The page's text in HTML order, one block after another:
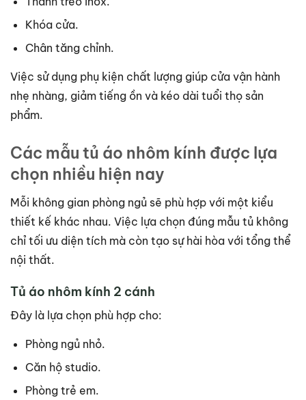
Khóa cửa.
Chân tăng chỉnh.
Việc sử dụng phụ kiện chất lượng giúp cửa vận hành
nhẹ nhàng, giảm tiếng ồn và kéo dài tuổi thọ sản
phẩm.
Các mẫu tủ áo nhôm kính được lựa
chọn nhiều hiện nay
Mỗi không gian phòng ngủ sẽ phù hợp với một kiểu
thiết kế khác nhau. Việc lựa chọn đúng mẫu tủ không
chỉ tối ưu diện tích mà còn tạo sự hài hòa với tổng thể
nội thất.
Tủ áo nhôm kính 2 cánh
Đây là lựa chọn phù hợp cho:
Phòng ngủ nhỏ.
Căn hộ studio.
Phòng trẻ em.